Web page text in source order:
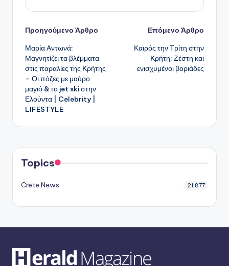
Πλοήγηση
δημοσιεύσεων
Προηγούμενο Άρθρο
Μαρία Αντωνά:
Μαγνητίζει τα βλέμματα
στις παραλίες της Κρήτης
– Οι πόζες με μαύρο
μαγιό & το jet ski στην
Ελούντα | Celebrity |
LIFESTYLE
Επόμενο Άρθρο
Καιρός την Τρίτη στην
Κρήτη: Ζέστη και
ενισχυμένοι βοριάδες
Topics
Crete News 21,877